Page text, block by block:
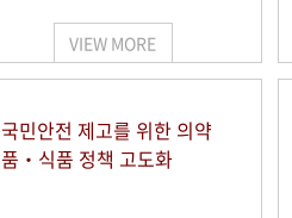
VIEW MORE
국민안전 제고를 위한 의약
품‧식품 정책 고도화